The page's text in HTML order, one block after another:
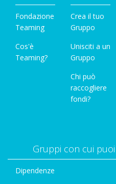
Fondazione
Teaming
Cos'è
Teaming?
Crea il tuo
Gruppo
Unisciti a un
Gruppo
Chi può
raccogliere
fondi?
Gruppi con cui
Dipendenze